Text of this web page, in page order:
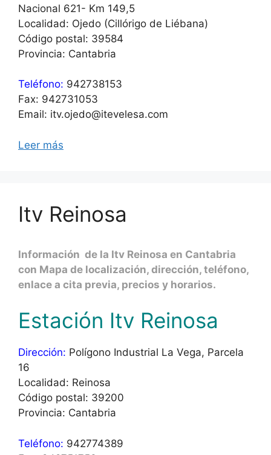
Nacional 621- Km 149,5
Localidad: Ojedo (Cillórigo de Liébana)
Código postal: 39584
Provincia: Cantabria
Teléfono: 942738153
Fax: 942731053
Email: itv.ojedo@itevelesa.com
Leer más
Itv Reinosa
Información de la Itv Reinosa en Cantabria
con Mapa de localización, dirección, teléfono,
enlace a cita previa, precios y horarios.
Estación Itv Reinosa
Dirección: Polígono Industrial La Vega, Parcela
16
Localidad: Reinosa
Código postal: 39200
Provincia: Cantabria
Teléfono: 942774389